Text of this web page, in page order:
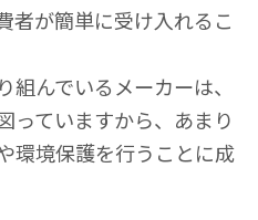
者が簡単に受け入れるこ
んでいるメーカーは、
っていますから、あまり
環境保護を行うことに成